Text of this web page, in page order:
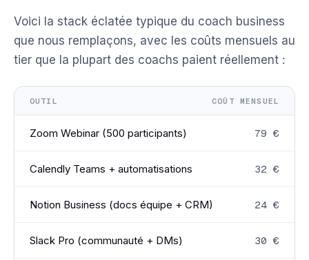
Voici la stack éclatée typique du coach business
que nous remplaçons, avec les coûts mensuels au
tier que la plupart des coachs paient réellement :
OUTIL COÛT MENSUEL
Zoom Webinar (500 participants) 79 €
Calendly Teams + automatisations 32 €
Notion Business (docs équipe + CRM) 24 €
Slack Pro (communauté + DMs) 30 €